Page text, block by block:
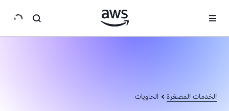
الخدمات المصغرة الحاويات